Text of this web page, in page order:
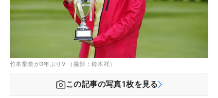
竹本梨奈が3年ぶりV （撮影：鈴木祥）
この記事の写真1枚を見る